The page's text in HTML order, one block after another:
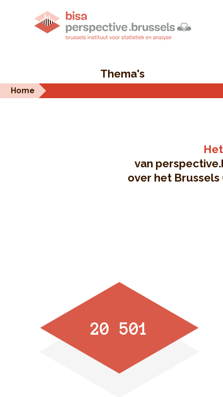
Thema's
Home
van
over het Brussels
20 501